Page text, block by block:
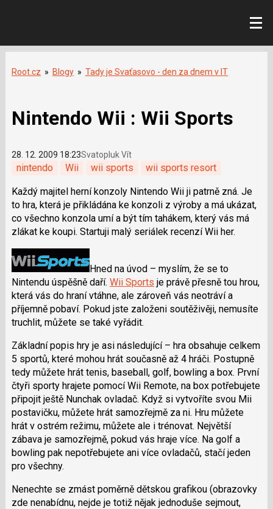
Root.cz » Blogy » Tady je Svaťasovo - den za dnem v IT
Nintendo Wii : Wii Sports
28. 12. 2009 18:23Svatopluk Vít
nintendo Wii wii sports wii sports resort
Každý majitel herní konzoly Nintendo Wii ji patrně zná. Je
to hra, která je přikládána ke konzoli z výroby a má ukázat,
co všechno konzola umí a být tím tahákem, který vás má
zlákat ke koupi. Startuji malý seriálek recenzí Wii her.
Hned na úvod – myslím, že se to
Nintendu úspěšně daří. Wii Sports je právě přesně tou hrou,
která vás do hraní vtáhne, ale zároveň vás neotráví a
příjemně pobaví. Pokud jste založeni soutěživěji, nemusíte
truchlit, můžete se také vyřádit.
Základní popis hry je asi následující – hra obsahuje celkem
5 sportů, které mohou hrát současně až 4 hráči. Postupně
tedy můžete hrát tenis, baseball, golf, bowling a box. První
čtyři sporty hrajete pomocí Wii Remote, na box potřebujete
připojit ještě Nunchak ovladač. Když si vytvoříte svou Mii
postavičku, můžete hrát samozřejmě za ni. Hru můžete
hrát v ostrém režimu, můžete ale i trénovat. Největší
zábava je samozřejmě, pokud vás hraje více. Na golf a
bowling pak nepotřebujete ani více ovladačů, stačí jeden
pro všechny.
Nenechte se zmást poměrně dětskou grafikou (obrazovky
zde nenabídnu, nejde je totiž nějak jednoduše sejmout,